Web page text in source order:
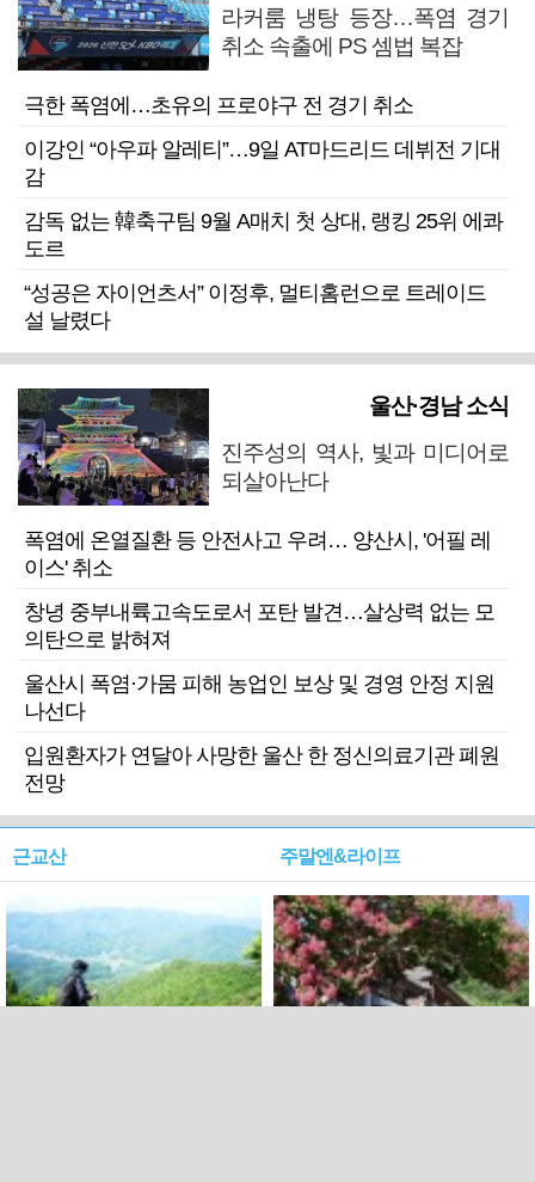
라커룸 냉탕 등장…폭염 경기
취소 속출에 PS 셈법 복잡
극한 폭염에…초유의 프로야구 전 경기 취소
이강인 “아우파 알레티”…9일 AT마드리드 데뷔전 기대
감
감독 없는 韓축구팀 9월 A매치 첫 상대, 랭킹 25위 에콰
도르
“성공은 자이언츠서” 이정후, 멀티홈런으로 트레이드
설 날렸다
울산·경남 소식
진주성의 역사, 빛과 미디어로
되살아난다
폭염에 온열질환 등 안전사고 우려… 양산시, '어필 레
이스' 취소
창녕 중부내륙고속도로서 포탄 발견…살상력 없는 모
의탄으로 밝혀져
울산시 폭염·가뭄 피해 농업인 보상 및 경영 안정 지원
나선다
입원환자가 연달아 사망한 울산 한 정신의료기관 폐원
전망
근교산 주말엔&라이프